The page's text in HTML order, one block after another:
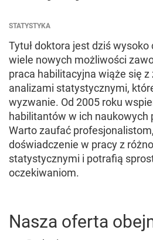
STATYSTYKA
Tytuł doktora jest dziś
wiele nowych możliwości
praca habilitacyjna wiąże się
analizami statystycznymi,
wyzwanie. Od 2005 roku
habilitantów w ich naukowych
Warto zaufać
doświadczenie w pracy z
statystycznymi i potrafią
oczekiwaniom.
Nasza oferta